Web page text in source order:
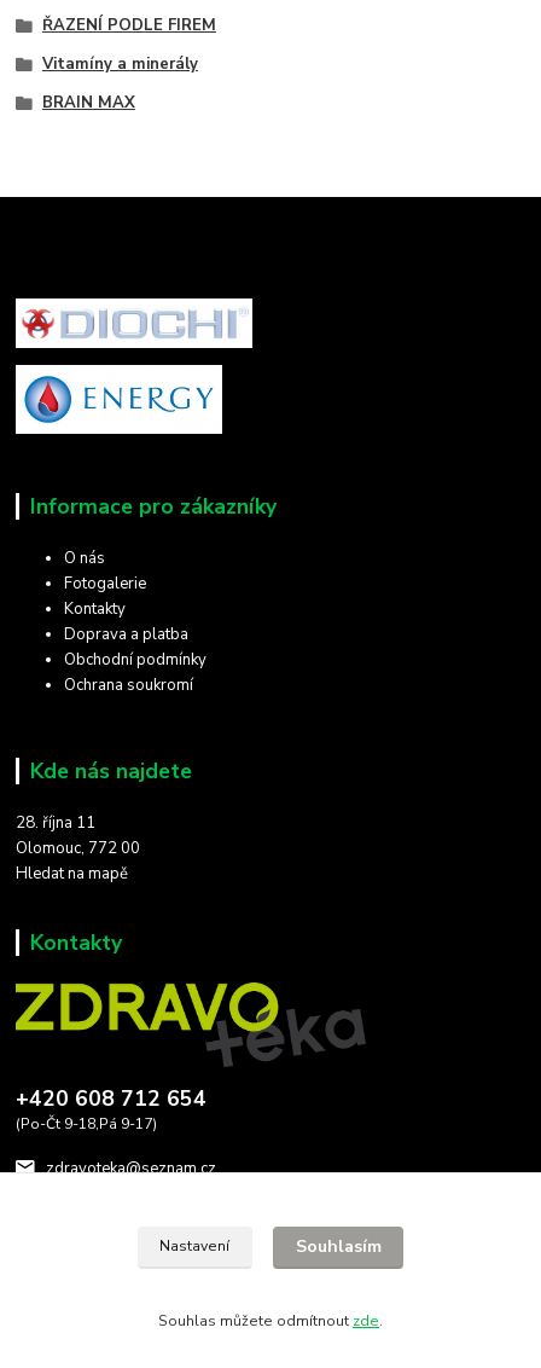
ŘAZENÍ PODLE FIREM
Vitamíny a minerály
BRAIN MAX
Informace pro zákazníky
O nás
Fotogalerie
Kontakty
Doprava a platba
Obchodní podmínky
Ochrana soukromí
Kde nás najdete
28. října 11
Olomouc, 772 00
Hledat na mapě
Kontakty
+420 608 712 654
(Po-Čt 9-18,Pá 9-17)
zdravoteka@seznam.cz
Nastavení Souhlasím
Souhlas můžete odmítnout zde.